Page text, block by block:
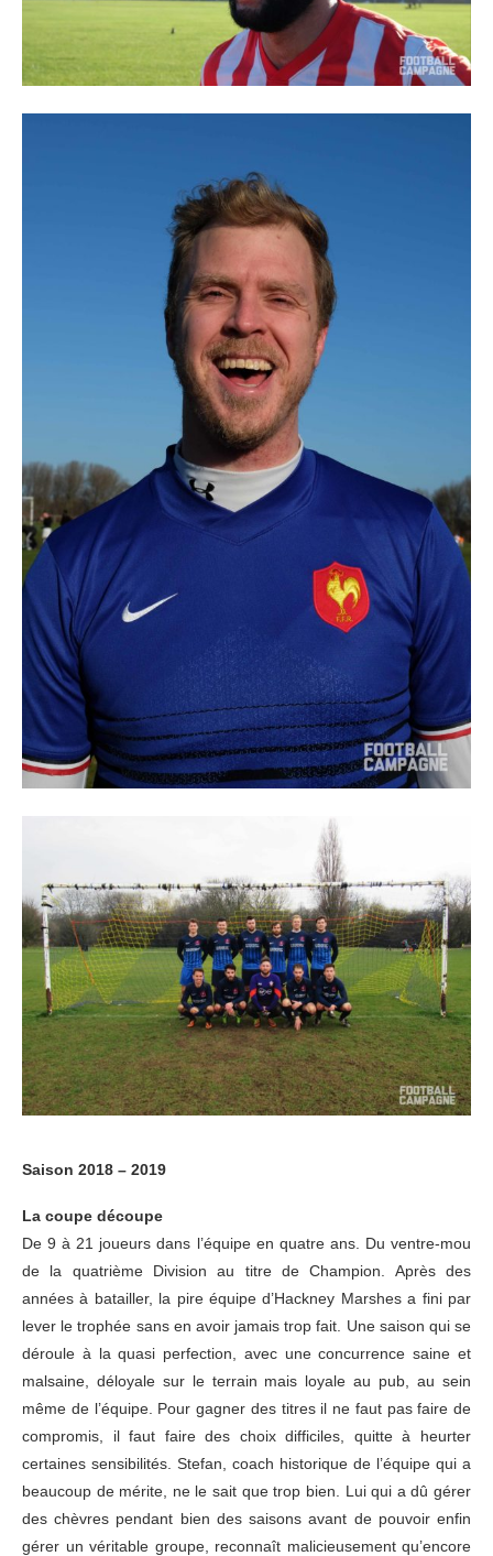
Saison 2018 – 2019
La coupe découpe
De 9 à 21 joueurs dans l’équipe en quatre ans. Du ventre-mou
de la quatrième Division au titre de Champion. Après des
années à batailler, la pire équipe d’Hackney Marshes a fini par
lever le trophée sans en avoir jamais trop fait. Une saison qui se
déroule à la quasi perfection, avec une concurrence saine et
malsaine, déloyale sur le terrain mais loyale au pub, au sein
même de l’équipe. Pour gagner des titres il ne faut pas faire de
compromis, il faut faire des choix difficiles, quitte à heurter
certaines sensibilités. Stefan, coach historique de l’équipe qui a
beaucoup de mérite, ne le sait que trop bien. Lui qui a dû gérer
des chèvres pendant bien des saisons avant de pouvoir enfin
gérer un véritable groupe, reconnaît malicieusement qu’encore